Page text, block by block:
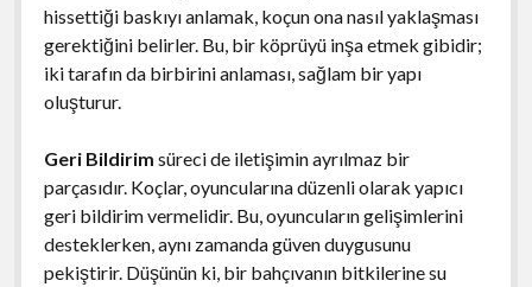
hissettiği baskıyı anlamak, koçun ona nasıl yaklaşması
gerektiğini belirler. Bu, bir köprüyü inşa etmek gibidir;
iki tarafın da birbirini anlaması, sağlam bir yapı
oluşturur.
Geri Bildirim süreci de iletişimin ayrılmaz bir
parçasıdır. Koçlar, oyuncularına düzenli olarak yapıcı
geri bildirim vermelidir. Bu, oyuncuların gelişimlerini
desteklerken, aynı zamanda güven duygusunu
pekiştirir. Düşünün ki, bir bahçıvanın bitkilerine su